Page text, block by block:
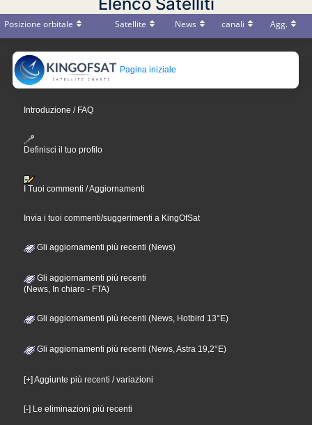
Posizione orbitale Satellite News canali Agg.
Pagina iniziale
Introduzione / FAQ
Definisci il tuo profilo
I Tuoi commenti / Aggiornamenti
Invia i tuoi commenti/suggerimenti a KingOfSat
Gli aggiornamenti più recenti (News)
Gli aggiornamenti più recenti
(News, In chiaro - FTA)
Gli aggiornamenti più recenti (News, Hotbird 13°E)
Gli aggiornamenti più recenti (News, Astra 19,2°E)
[+] Aggiunte più recenti / variazioni
[-] Le eliminazioni più recenti